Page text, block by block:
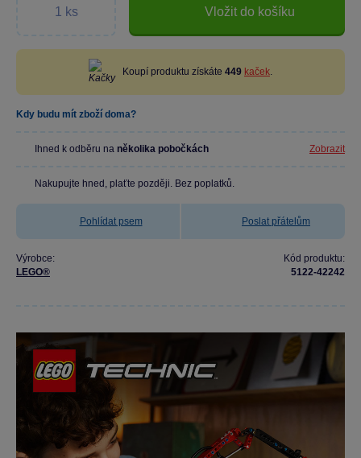
Vložit do košíku
Koupí produktu získáte 449 kaček.
Kdy budu mít zboží doma?
Ihned k odběru na několika pobočkách Zobrazit
Nakupujte hned, plaťte později. Bez poplatků.
Pohlídat psem Poslat přátelům
Výrobce:
LEGO®
Kód produktu:
5122-42242